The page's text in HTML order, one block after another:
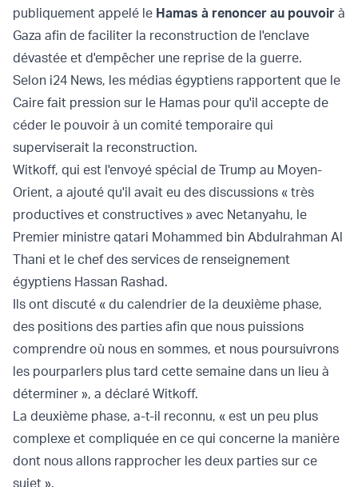
publiquement appelé le Hamas à renoncer au pouvoir à
Gaza afin de faciliter la reconstruction de l'enclave
dévastée et d'empêcher une reprise de la guerre.
Selon i24 News, les médias égyptiens rapportent que le
Caire fait pression sur le Hamas pour qu'il accepte de
céder le pouvoir à un comité temporaire qui
superviserait la reconstruction.
Witkoff, qui est l'envoyé spécial de Trump au Moyen-
Orient, a ajouté qu'il avait eu des discussions « très
productives et constructives » avec Netanyahu, le
Premier ministre qatari Mohammed bin Abdulrahman Al
Thani et le chef des services de renseignement
égyptiens Hassan Rashad.
Ils ont discuté « du calendrier de la deuxième phase,
des positions des parties afin que nous puissions
comprendre où nous en sommes, et nous poursuivrons
les pourparlers plus tard cette semaine dans un lieu à
déterminer », a déclaré Witkoff.
La deuxième phase, a-t-il reconnu, « est un peu plus
complexe et compliquée en ce qui concerne la manière
dont nous allons rapprocher les deux parties sur ce
sujet ».